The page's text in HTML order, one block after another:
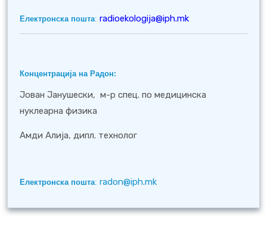
Електронска пошта: radioekologija@iph.mk
Концентрација на Радон:
Јован Јанушески, м-р спец. по медицинска
нуклеарна физика
Амди Алија, дипл. технолог
Електронска пошта: radon@iph.mk